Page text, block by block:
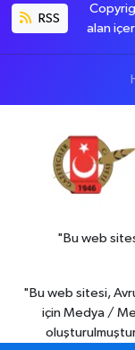
RSS
alan
"Bu web
"Bu web sitesi,
için Medya /